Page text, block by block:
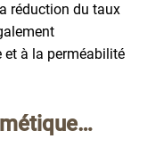
réduction du taux
et à la perméabilité